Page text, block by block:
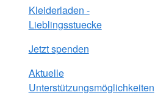
Kleiderladen -
Lieblingsstuecke
Jetzt spenden
Aktuelle
Unterstützungsmöglichkeiten